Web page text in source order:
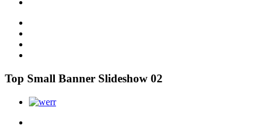
Top Small Banner Slideshow 02